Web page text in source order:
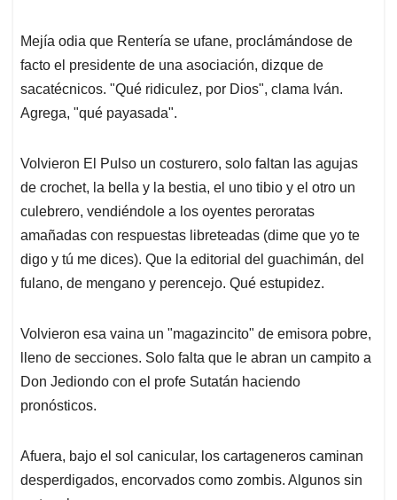
Mejía odia que Rentería se ufane, proclámándose de
facto el presidente de una asociación, dizque de
sacatécnicos. "Qué ridiculez, por Dios", clama Iván.
Agrega, "qué payasada".
Volvieron El Pulso un costurero, solo faltan las agujas
de crochet, la bella y la bestia, el uno tibio y el otro un
culebrero, vendiéndole a los oyentes peroratas
amañadas con respuestas libreteadas (dime que yo te
digo y tú me dices). Que la editorial del guachimán, del
fulano, de mengano y perencejo. Qué estupidez.
Volvieron esa vaina un "magazincito" de emisora pobre,
lleno de secciones. Solo falta que le abran un campito a
Don Jediondo con el profe Sutatán haciendo
pronósticos.
Afuera, bajo el sol canicular, los cartageneros caminan
desperdigados, encorvados como zombis. Algunos sin